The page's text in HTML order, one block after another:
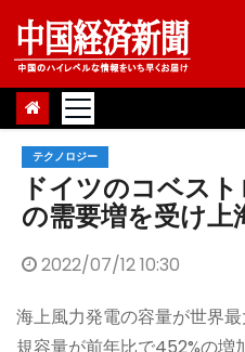
Skip
content
テクノロジー
ドイツのコベス
の需要増を受け上
2022/07/12 10:30
海上風力発電の容量が世界
規容量が前年比で452%の増